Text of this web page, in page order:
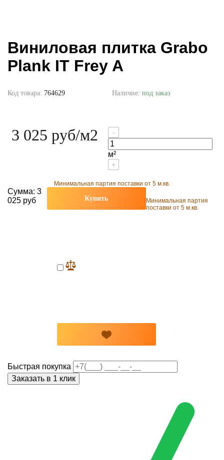
Виниловая плитка Grabo
Plank IT Frey A
Код товара: 764629 Наличие: под заказ
3 025 руб/м2 -
м²
+
Минимальная партия поставки от 5 м.кв.
Сумма: 3
025 руб
Купить
Минимальная партия
поставки от 5 м.кв.
Быстрая покупка